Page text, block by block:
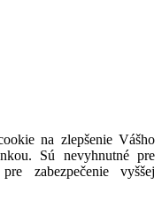
na zlepšenie Vášho
Sú nevyhnutné pre
zabezpečenie vyššej